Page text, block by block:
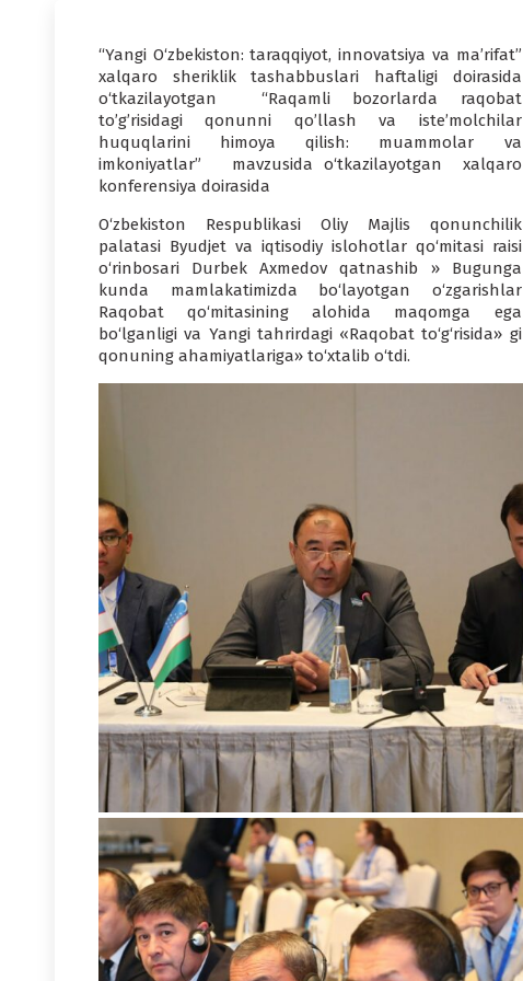
“Yangi O‘zbekiston: taraqqiyot, innovatsiya va ma’rifat”
xalqaro sheriklik tashabbuslari haftaligi doirasida
o‘tkazilayotgan “Raqamli bozorlarda raqobat
to’g’risidagi qonunni qo’llash va isteʼmolchilar
huquqlarini himoya qilish: muammolar va
imkoniyatlar” mavzusida o‘tkazilayotgan xalqaro
konferensiya doirasida
O‘zbekiston Respublikasi Oliy Majlis qonunchilik
palatasi Byudjet va iqtisodiy islohotlar qo‘mitasi raisi
o‘rinbosari Durbek Axmedov qatnashib » Bugunga
kunda mamlakatimizda bo‘layotgan o‘zgarishlar
Raqobat qo‘mitasining alohida maqomga ega
bo‘lganligi va Yangi tahrirdagi «Raqobat to‘g‘risida» gi
qonuning ahamiyatlariga» to‘xtalib o‘tdi.